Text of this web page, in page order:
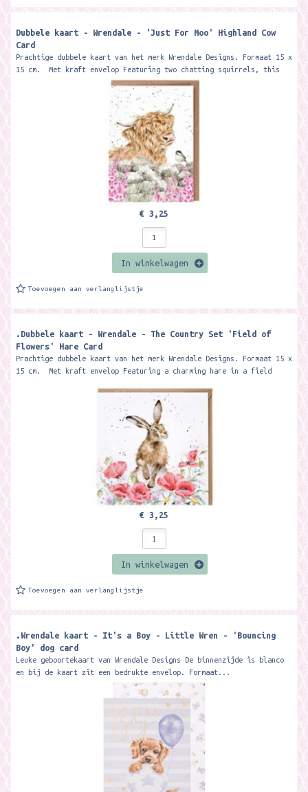
Dubbele kaart - Wrendale - 'Just For Moo' Highland Cow
Card
Prachtige dubbele kaart van het merk Wrendale Designs. Formaat 15 x
15 cm. Met kraft envelop Featuring two chatting squirrels, this
€ 3,25
In winkelwagen
Toevoegen aan verlanglijstje
.Dubbele kaart - Wrendale - The Country Set 'Field of
Flowers' Hare Card
Prachtige dubbele kaart van het merk Wrendale Designs. Formaat 15 x
15 cm. Met kraft envelop Featuring a charming hare in a field
€ 3,25
In winkelwagen
Toevoegen aan verlanglijstje
.Wrendale kaart - It's a Boy - Little Wren - 'Bouncing
Boy' dog card
Leuke geboortekaart van Wrendale Designs De binnenzijde is blanco
en bij de kaart zit een bedrukte envelop. Formaat...